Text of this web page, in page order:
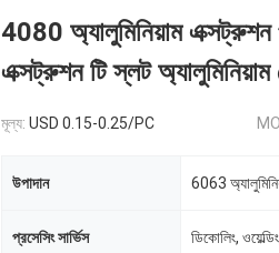
4080 অ্যালুমিনিয়াম এক্সট্রুশন
এক্সট্রুশন টি স্লট
মূল্য: USD 0.15-0.25/PC
উপাদান 6063
প্রসেসিং সার্ভিস ডিকোলিং,